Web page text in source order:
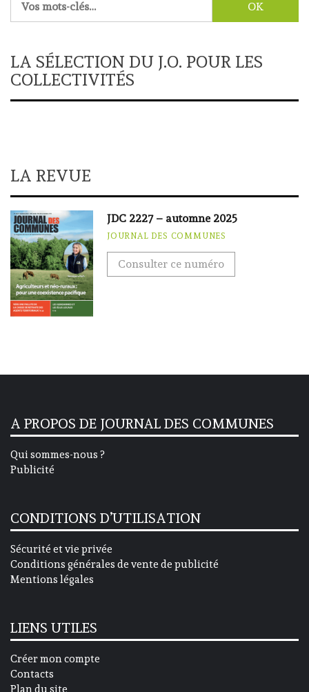
LA SÉLECTION DU J.O. POUR LES
COLLECTIVITÉS
LA REVUE
JDC 2227 – automne 2025
JOURNAL DES COMMUNES
Consulter ce numéro
A PROPOS DE JOURNAL DES COMMUNES
Qui sommes-nous ?
Publicité
CONDITIONS D’UTILISATION
Sécurité et vie privée
Conditions générales de vente de publicité
Mentions légales
LIENS UTILES
Créer mon compte
Contacts
Plan du site